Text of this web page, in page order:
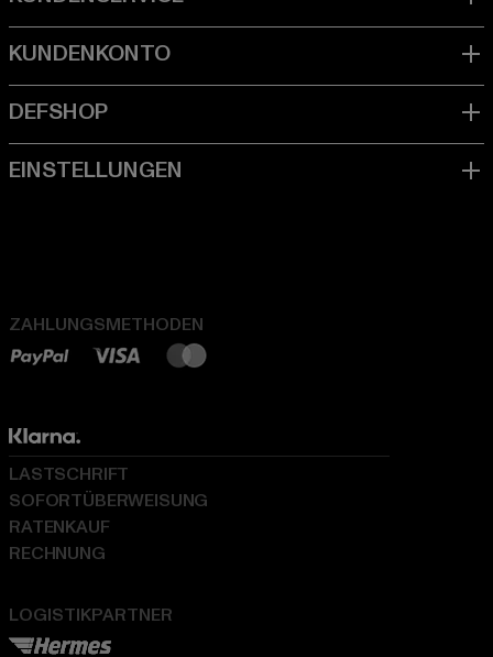
ZAHLUNGSMETHODEN
LOGISTIKPARTNER
LASTSCHRIFT
SOFORTÜBERWEISUNG
RATENKAUF
RECHNUNG